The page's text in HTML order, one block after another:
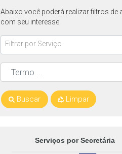
Abaixo você poderá realizar filtros de
com seu interesse.
Filtrar por Serviço
Buscar Limpar
Serviços por Secretária